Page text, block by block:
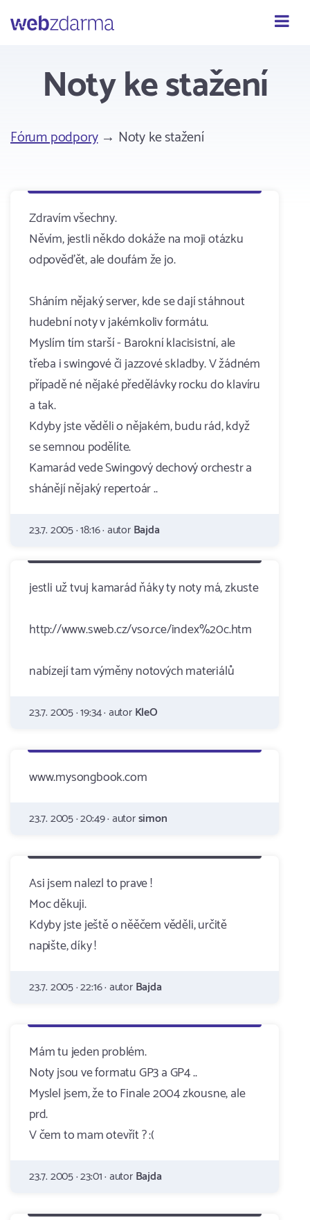
Webzdarma
Noty ke stažení
Fórum podpory→ Noty ke stažení
Zdravím všechny.
Něvím, jestli někdo dokáže na moji otázku
odpověďět, ale doufám že jo.
Sháním nějaký server, kde se dají stáhnout
hudební noty v jakémkoliv formátu.
Myslím tím starší - Barokní klacisistní, ale
třeba i swingové či jazzové skladby. V žádném
případě né nějaké předělávky rocku do klavíru
a tak.
Kdyby jste věděli o nějakém, budu rád, když
se semnou podělíte.
Kamarád vede Swingový dechový orchestr a
shánějí nějaký repertoár ..
23.7. 2005 · 18:16 · autorBajda
jestli už tvuj kamarád ňáky ty noty má, zkuste
http://www.sweb.cz/vso.rce/index%20c.htm
nabízejí tam výměny notových materiálů
23.7. 2005 · 19:34 · autorKleO
www.mysongbook.com
23.7. 2005 · 20:49 · autorsimon
Asi jsem nalezl to prave !
Moc děkuji.
Kdyby jste ještě o něěčem věděli, určitě
napište, díky !
23.7. 2005 · 22:16 · autorBajda
Mám tu jeden problém.
Noty jsou ve formatu GP3 a GP4 ..
Myslel jsem, že to Finale 2004 zkousne, ale
prd.
V čem to mam otevřít ? :(
23.7. 2005 · 23:01 · autorBajda